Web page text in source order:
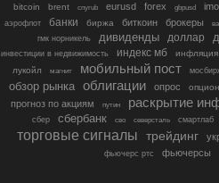
bitcoin brent cnyrub eurusd forex gbpusd
аэрофлот банки биржа биткоин брокеры
гмк норникель
дивиденды доллар
инвестиции в недвижимость индекс мб
инфляция
лукойл
магнит мобильный пост
обзор рынка облигации опрос
прогноз по акциям путин раскрытие
сбер сбербанк сво северсталь смартлаб
торговые сигналы трейдинг
фьючерс ртс фьючерсы